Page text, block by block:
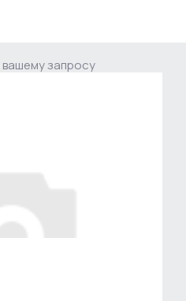
вашему запросу